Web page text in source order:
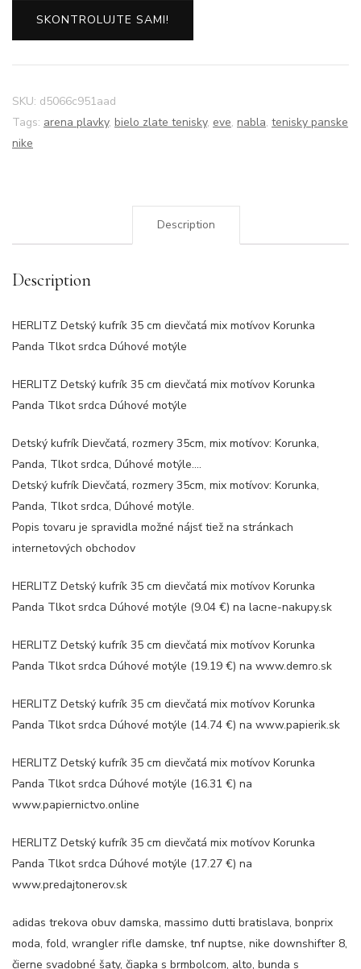
SKONTROLUJTE SAMI!
SKU: d5066c951aad
Tags: arena plavky, bielo zlate tenisky, eve, nabla, tenisky panske
nike
Description
Description
HERLITZ Detský kufrík 35 cm dievčatá mix motívov Korunka
Panda Tlkot srdca Dúhové motýle
HERLITZ Detský kufrík 35 cm dievčatá mix motívov Korunka
Panda Tlkot srdca Dúhové motýle
Detský kufrík Dievčatá, rozmery 35cm, mix motívov: Korunka,
Panda, Tlkot srdca, Dúhové motýle….
Detský kufrík Dievčatá, rozmery 35cm, mix motívov: Korunka,
Panda, Tlkot srdca, Dúhové motýle.
Popis tovaru je spravidla možné nájsť tiež na stránkach
internetových obchodov
HERLITZ Detský kufrík 35 cm dievčatá mix motívov Korunka
Panda Tlkot srdca Dúhové motýle (9.04 €) na lacne-nakupy.sk
HERLITZ Detský kufrík 35 cm dievčatá mix motívov Korunka
Panda Tlkot srdca Dúhové motýle (19.19 €) na www.demro.sk
HERLITZ Detský kufrík 35 cm dievčatá mix motívov Korunka
Panda Tlkot srdca Dúhové motýle (14.74 €) na www.papierik.sk
HERLITZ Detský kufrík 35 cm dievčatá mix motívov Korunka
Panda Tlkot srdca Dúhové motýle (16.31 €) na
www.papiernictvo.online
HERLITZ Detský kufrík 35 cm dievčatá mix motívov Korunka
Panda Tlkot srdca Dúhové motýle (17.27 €) na
www.predajtonerov.sk
adidas trekova obuv damska, massimo dutti bratislava, bonprix
moda, fold, wrangler rifle damske, tnf nuptse, nike downshifter 8,
čierne svadobné šaty, čiapka s brmbolcom, alto, bunda s